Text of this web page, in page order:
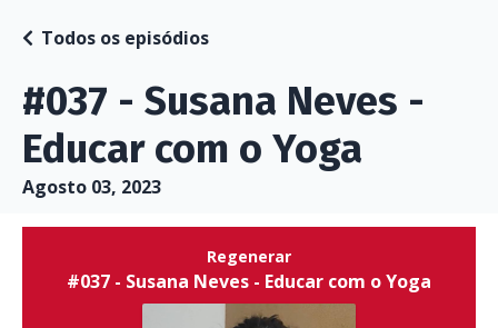
#037 - Susana Neves -
Educar com o Yoga
Todos os episódios
Agosto 03, 2023